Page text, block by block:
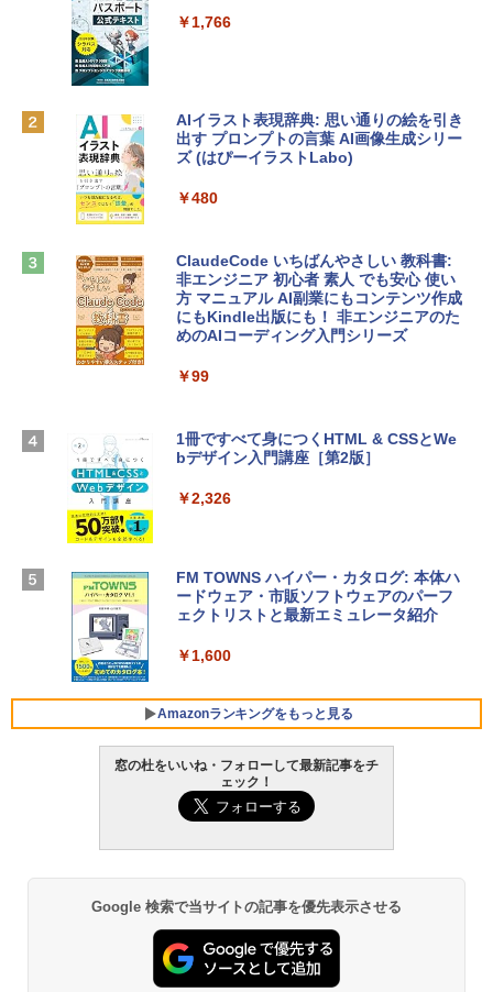
e Intelligence、Liquid Retinaディスプ
￥162,598
tomtoc 360°保護 15.6 16インチ パソコ
￥2,952
Apple 2026 MacBook Air M5チップ搭載
igence、13.6インチLiquid Retinaディ
ラ、Touch ID - ミッドナイト + 3年延長
AppleCare+ for 13インチMacBook Air
(M5)|ダウンロード版
￥347,600
【Amazon.co.jp限定】 HP ノートパソコ
ン 15-fd 15.6インチ 16GBメモリ 512GB
SSD インテル Core 5
￥129,800
FMV ノートパソコン WE1-K3 (MS 365 P
ersonal/Copilotキー搭載/Win 11/15.6型/
Core i5/16GB/SSD 512GB/ホワイト) FM
VWK3E15W_AZ
￥123,400
インゲームコード】 ロブロックス | オン
Microsoft Office Home & Business 202
4(最新 永続版)|オンラインコード版|Wind
Robloxギフトカード - 2,000 Robux 【限
定バーチャルアイテムを含む】 【オンラ
インゲームコード】 ロブロックス | オン
ラインコード版
￥3,200
Robloxギフトカード - 1000 Robux 【限
定バーチャルアイテムを含む】 【オンラ
ラインコード版
Windows版 | Minecraft (マインクラフ
ト): Java & Bedrock Edition | オンライ
￥1,766
AIイラスト表現辞典: 思い通りの絵を引き
出す プロンプトの言葉 AI画像生成シリー
ズ (はぴーイラストLabo)
￥480
ClaudeCode いちばんやさしい 教科書:
非エンジニア 初心者 素人 でも安心 使い
方 マニュアル AI副業にもコンテンツ作成
にもKindle出版にも！ 非エンジニアのた
めのAIコーディング入門シリーズ
￥99
1冊ですべて身につくHTML & CSSとWe
bデザイン入門講座［第2版］
￥2,326
FM TOWNS ハイパー・カタログ: 本体ハ
ードウェア・市販ソフトウェアのパーフ
ェクトリストと最新エミュレータ紹介
￥1,600
Amazonランキングをもっと見る
Amazon Kindle Paperwhite (16GB) 7イ
ンチディスプレイ、色調調節ライト、12
￥27,980
Amazon Kindle - 目に優しい、かさばら
ない、大きな画面で読みやすい、6週間持
窓の杜をいいね・フォローして最新記事をチ
ェック！
Google 検索で当サイトの記事を優先表示させる